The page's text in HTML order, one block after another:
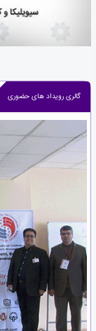
گالری رویداد های حضوری